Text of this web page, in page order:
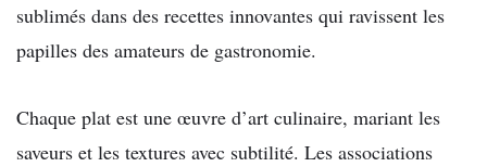
sublimés dans des recettes innovantes qui ravissent les
papilles des amateurs de gastronomie.
Chaque plat est une œuvre d’art culinaire, mariant les
saveurs et les textures avec subtilité. Les associations